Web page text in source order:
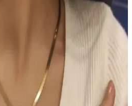
renkli lif seti, estetik ve dayanıklı
uygun, yüksek kalite ve müşteri
sunuyor.
Spironolaktonun
anti-androjenik etkisiyle yağ
iki hafta içinde iyileşme
kişiye göre değişmektedir.